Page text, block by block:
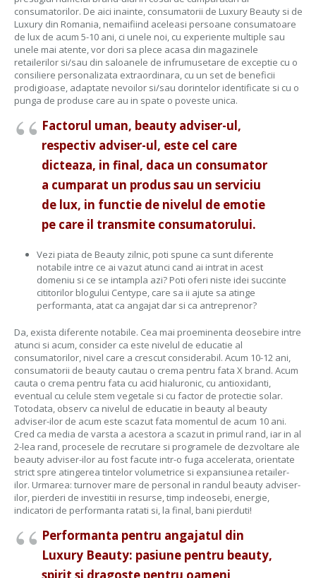
consumatorilor. De aici inainte, consumatorii de Luxury Beauty si de
Luxury din Romania, nemaifiind aceleasi persoane consumatoare
de lux de acum 5-10 ani, ci unele noi, cu experiente multiple sau
unele mai atente, vor dori sa plece acasa din magazinele
retailerilor si/sau din saloanele de infrumusetare de exceptie cu o
consiliere personalizata extraordinara, cu un set de beneficii
prodigioase, adaptate nevoilor si/sau dorintelor identificate si cu o
punga de produse care au in spate o poveste unica.
Factorul uman, beauty adviser-ul,
respectiv adviser-ul, este cel care
dicteaza, in final, daca un consumator
a cumparat un produs sau un serviciu
de lux, in functie de nivelul de emotie
pe care il transmite consumatorului.
Vezi piata de Beauty zilnic, poti spune ca sunt diferente
notabile intre ce ai vazut atunci cand ai intrat in acest
domeniu si ce se intampla azi? Poti oferi niste idei succinte
cititorilor blogului Centype, care sa ii ajute sa atinge
performanta, atat ca angajat dar si ca antreprenor?
Da, exista diferente notabile. Cea mai proeminenta deosebire intre
atunci si acum, consider ca este nivelul de educatie al
consumatorilor, nivel care a crescut considerabil. Acum 10-12 ani,
consumatorii de beauty cautau o crema pentru fata X brand. Acum
cauta o crema pentru fata cu acid hialuronic, cu antioxidanti,
eventual cu celule stem vegetale si cu factor de protectie solar.
Totodata, observ ca nivelul de educatie in beauty al beauty
adviser-ilor de acum este scazut fata momentul de acum 10 ani.
Cred ca media de varsta a acestora a scazut in primul rand, iar in al
2-lea rand, procesele de recrutare si programele de dezvoltare ale
beauty adviser-ilor au fost facute intr-o fuga accelerata, orientate
strict spre atingerea tintelor volumetrice si expansiunea retailer-
ilor. Urmarea: turnover mare de personal in randul beauty adviser-
ilor, pierderi de investitii in resurse, timp indeosebi, energie,
indicatori de performanta ratati si, la final, bani pierduti!
Performanta pentru angajatul din
Luxury Beauty: pasiune pentru beauty,
spirit si dragoste pentru oameni,